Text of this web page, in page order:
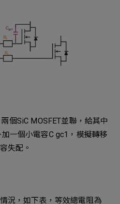
個SiC MOSFET並聯，給其中
一個小電容C gc1，模擬轉移
失配。
況，如下表，等效總電阻為